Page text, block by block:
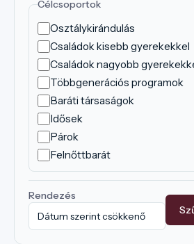
Célcsoportok
Osztálykirándulás
Családok kisebb gyerekekkel
Családok nagyobb
Többgenerációs programok
Baráti társaságok
Idősek
Párok
Felnőttbarát
Rendezés